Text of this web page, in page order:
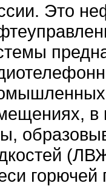
Это
в
горючей